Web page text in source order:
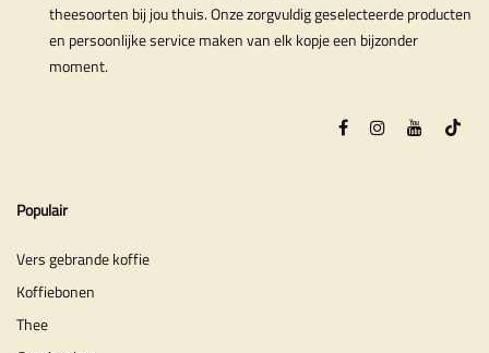
theesoorten bij jou thuis. Onze zorgvuldig geselecteerde producten
en persoonlijke service maken van elk kopje een bijzonder
moment.
Populair
Vers gebrande koffie
Koffiebonen
Thee